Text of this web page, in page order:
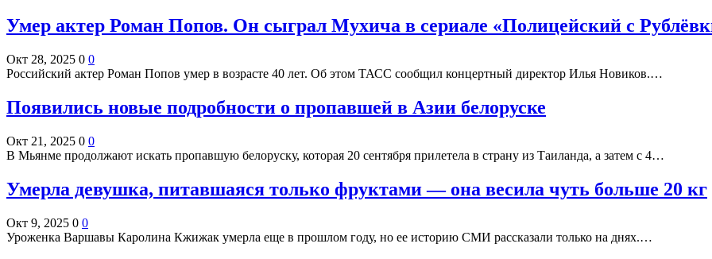
Умер актер Роман Попов. Он сыграл Мухича в сериале «Полицейский с
Окт 28, 2025 0 0
Российский актер Роман Попов умер в возрасте 40 лет. Об этом ТАСС сообщил концертный директор Илья Новиков.…
Появились новые подробности о пропавшей в Азии белоруске
Окт 21, 2025 0 0
В Мьянме продолжают искать пропавшую белоруску, которая 20 сентября прилетела в страну из Таиланда, а затем с 4…
Умерла девушка, питавшаяся только фруктами — она весила чуть больше 20 кг
Окт 9, 2025 0 0
Уроженка Варшавы Каролина Кжижак умерла еще в прошлом году, но ее историю СМИ рассказали только на днях.…